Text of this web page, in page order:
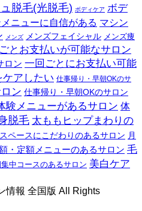
脱毛(光脱毛) ボディケア ボデ
ニューに自信がある マシン
メンズ メンズフェイシャル メンズ痩
とお支払いが可能なサロン
ロン 一回ごとにお支払い可能
ケアしたい 仕事帰り・早朝OKのサ
ン 仕事帰り・早朝OKのサロン
験メニューがあるサロン 体
脱毛 太ももヒップまわりの
ペースにこだわりのあるサロン 月
・定額メニューのあるサロン 毛
中コースのあるサロン 美白ケア
情報 全国版 All Rights